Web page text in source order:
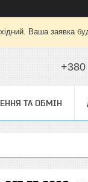
Ваша заявка
+380
ТА ОБМІН